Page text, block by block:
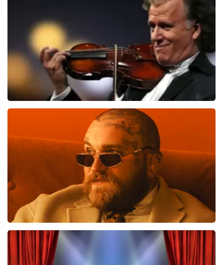
laatste 30 minuten
BESTEL NU
Teddy Swims
543 laatste 30 minuten